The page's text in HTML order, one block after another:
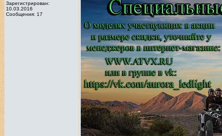
Зарегистрирован:
10.03.2016
Сообщения: 17